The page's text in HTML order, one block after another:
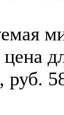
цена
руб.